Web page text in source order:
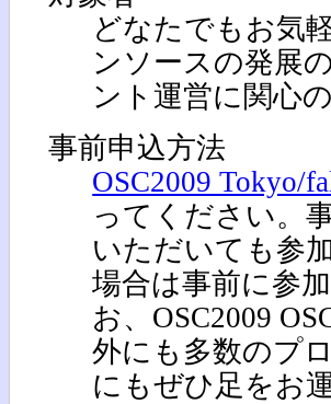
どなたでもお気
ンソースの発展
ント運営に関心
事前申込方法
OSC2009 Tokyo/
ってください。
いただいても参
場合は事前に参
お、OSC2009
外にも多数のプ
にもぜひ足をお